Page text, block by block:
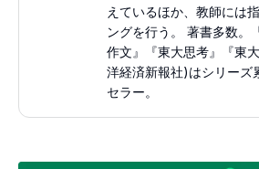
えているほか、教師には
ングを行う。 著書多数。
作文』『東大思考』『東
洋経済新報社)はシリーズ
セラー。